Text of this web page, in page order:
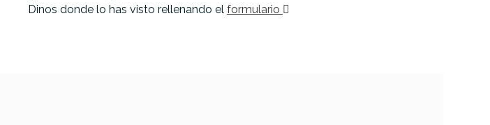
Dinos donde lo has visto rellenando el formulario